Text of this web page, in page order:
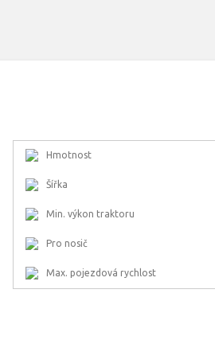
Hmotnost
Šířka
Min. výkon traktoru
Pro nosič
Max. pojezdová rychlost